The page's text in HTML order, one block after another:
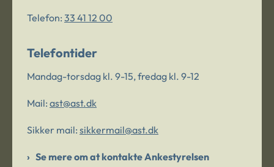
Telefon: 33 41 12 00
Telefontider
Mandag-torsdag kl. 9-15, fredag kl. 9-12
Mail: ast@ast.dk
Sikker mail: sikkermail@ast.dk
Se mere om at kontakte Ankestyrelsen